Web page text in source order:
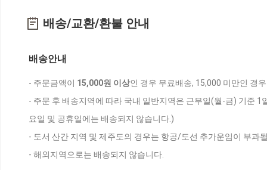
배송/교환/환불 안내
배송안내
- 주문금액이 15,000원 이상인 경우 무료배송, 15,000 미만인 경
- 주문 후 배송지역에 따라 국내 일반지역은 근무일(월-금) 기준
요일 및 공휴일에는 배송되지 않습니다.)
- 도서 산간 지역 및 제주도의 경우는 항공/도선 추가운임이 부과
- 해외지역으로는 배송되지 않습니다.